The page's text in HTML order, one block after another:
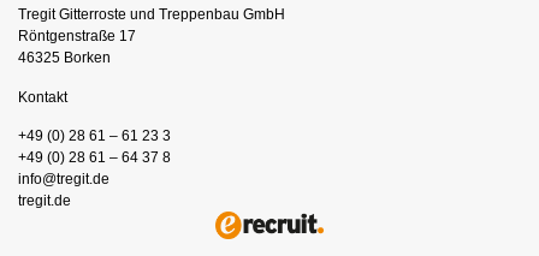
Tregit Gitterroste und Treppenbau GmbH
Röntgenstraße 17
46325 Borken
Kontakt
+49 (0) 28 61 – 61 23 3
+49 (0) 28 61 – 64 37 8
info@tregit.de
tregit.de